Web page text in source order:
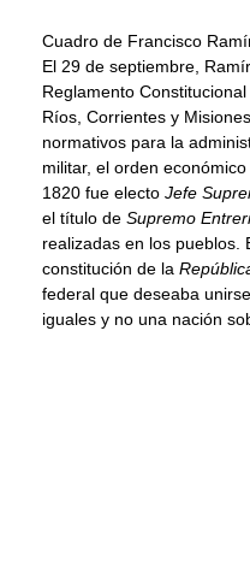
Cuadro de Francisco
El 29 de septiembre,
Reglamento
Ríos, Corrientes y
normativos para la
militar, el orden
1820 fue electo Jefe
el título de Supremo
realizadas en los pueblos.
constitución de la
federal que deseaba
iguales y no una nación